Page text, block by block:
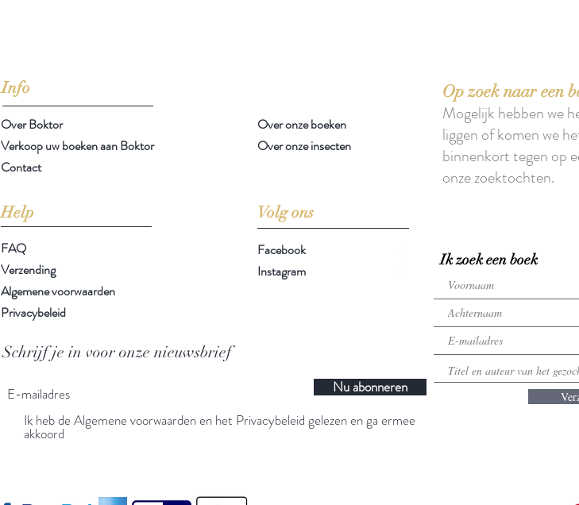
Info
Over Boktor
Verkoop uw boeken aan Boktor
Contact
Help Volg ons
Op zoek naar een
Mogelijk hebben we
liggen of komen we
binnenkort tegen op
onze zoektochten.
FAQ
Verzending
Algemene voorwaarden
Privacybeleid
Facebook
Instagram
Schrijf je in voor onze nieuwsbrief
Nu abonneren
Ik heb de Algemene voorwaarden en het Privacybeleid gelezen en ga ermee
akkoord
Ik zoek een boek
Over onze boeken
Over onze insecten